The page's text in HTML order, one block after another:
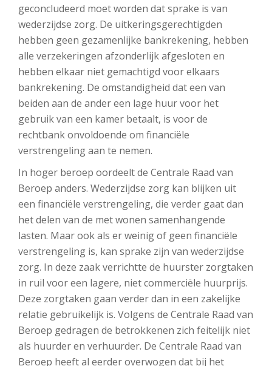
geconcludeerd moet worden dat sprake is van
wederzijdse zorg. De uitkeringsgerechtigden
hebben geen gezamenlijke bankrekening, hebben
alle verzekeringen afzonderlijk afgesloten en
hebben elkaar niet gemachtigd voor elkaars
bankrekening. De omstandigheid dat een van
beiden aan de ander een lage huur voor het
gebruik van een kamer betaalt, is voor de
rechtbank onvoldoende om financiële
verstrengeling aan te nemen.
In hoger beroep oordeelt de Centrale Raad van
Beroep anders. Wederzijdse zorg kan blijken uit
een financiële verstrengeling, die verder gaat dan
het delen van de met wonen samenhangende
lasten. Maar ook als er weinig of geen financiële
verstrengeling is, kan sprake zijn van wederzijdse
zorg. In deze zaak verrichtte de huurster zorgtaken
in ruil voor een lagere, niet commerciële huurprijs.
Deze zorgtaken gaan verder dan in een zakelijke
relatie gebruikelijk is. Volgens de Centrale Raad van
Beroep gedragen de betrokkenen zich feitelijk niet
als huurder en verhuurder. De Centrale Raad van
Beroep heeft al eerder overwogen dat bij het